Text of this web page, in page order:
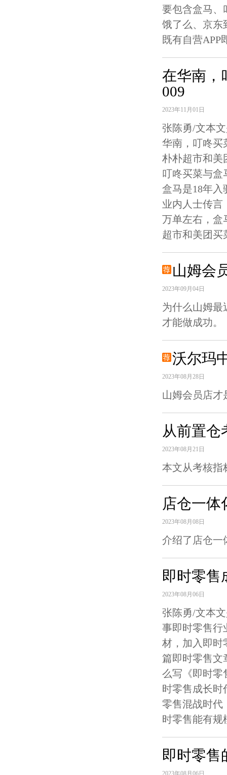
要包含盒马、
饿了么、京东
既有自营APP
在华南，
009
2023年11月01日
张陈勇/文本
华南，叮咚买
朴朴超市和美
叮咚买菜与盒
盒马是18年入
业内人士传言
万单左右，盒
超市和美团买
山姆会
2023年09月04日
为什么山姆最
才能做成功。
沃尔玛
2023年08月28日
山姆会员店才
从前置仓
2023年08月21日
本文从考核指
店仓一体
2023年08月08日
介绍了店仓一
即时零售
2023年08月06日
张陈勇/文本
事即时零售行
材，加入即时
篇即时零售文
么写《即时零
时零售成长时
零售混战时代
时零售能有规
即时零售
2023年08月06日